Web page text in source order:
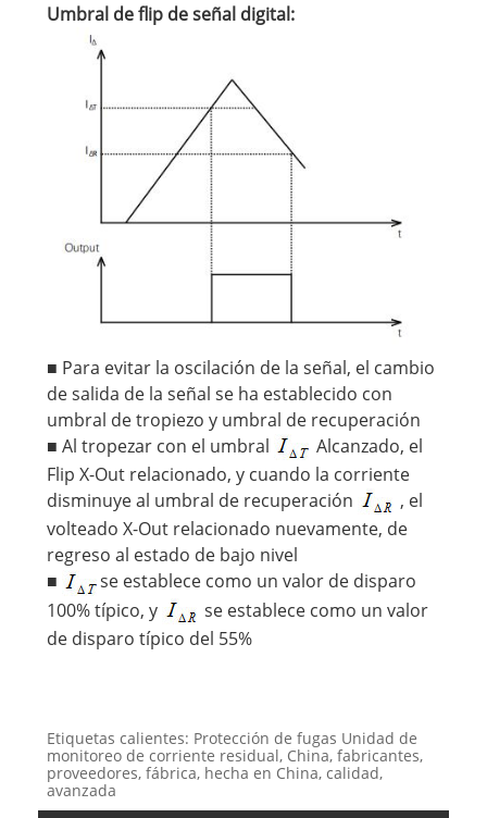
Umbral de flip de señal digital:
■ Para evitar la oscilación de la señal, el cambio
de salida de la señal se ha establecido con
umbral de tropiezo y umbral de recuperación
■ Al tropezar con el umbral
Alcanzado, el
Flip X-Out relacionado, y cuando la corriente
disminuye al umbral de recuperación
, el
volteado X-Out relacionado nuevamente, de
regreso al estado de bajo nivel
■
se establece como un valor de disparo
100% típico, y
se establece como un valor
de disparo típico del 55%
Etiquetas calientes: Protección de fugas Unidad de
monitoreo de corriente residual, China, fabricantes,
proveedores, fábrica, hecha en China, calidad,
avanzada